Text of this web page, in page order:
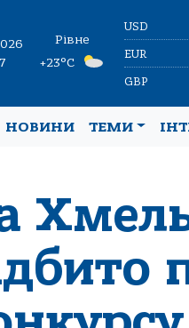
Рівне
+23°C
USD
EUR
GBP
НОВИНИ ТЕМИ